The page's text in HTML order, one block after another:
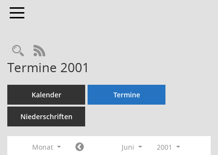
Toggle navigation
Rechercheauswahl
RSS-Feed
Termine 2001
Kalender Termine
Niederschriften
Monat Juni
2001